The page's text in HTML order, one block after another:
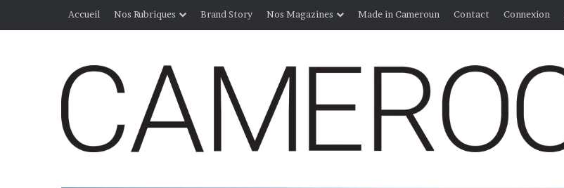
Accueil Nos Rubriques Brand Story Nos Magazines Made in Cameroun Contact Connexion